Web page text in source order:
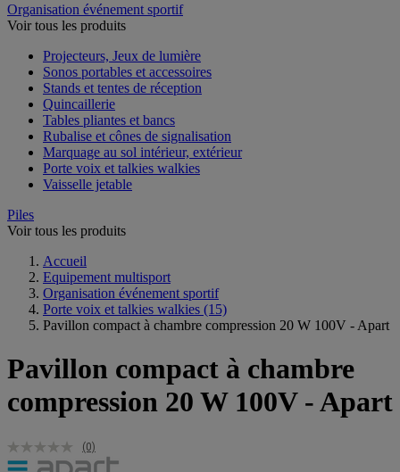
Organisation événement sportif
Voir tous les produits
Projecteurs, Jeux de lumière
Sonos portables et accessoires
Stands et tentes de réception
Quincaillerie
Tables pliantes et bancs
Rubalise et cônes de signalisation
Marquage au sol intérieur, extérieur
Porte voix et talkies walkies
Vaisselle jetable
Piles
Voir tous les produits
Accueil
Equipement multisport
Organisation événement sportif
Porte voix et talkies walkies (15)
Pavillon compact à chambre compression 20 W 100V - Apart
Pavillon compact à chambre
compression 20 W 100V - Apart
(0)